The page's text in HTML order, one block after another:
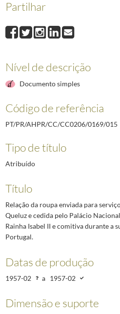
017 Carta manuscrita do pintor e
018 Carta manuscrita de Ezequiel
Convites dirigidos
040 Carta do Presidente da
Partilhar
Nível de descrição
Documento simples
Código de referência
PT/PR/AHPR/CC/CC0206/0169/015
Tipo de título
Atribuído
Título
Relação da roupa enviada para
Queluz e cedida pelo Palácio
Rainha Isabel II e comitiva durante a
Portugal.
Datas de produção
1957-02 a 1957-02
Dimensão e suporte